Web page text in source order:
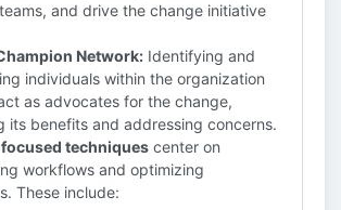
and drive the change initiative
Network: Identifying and
individuals within the organization
as advocates for the change,
its benefits and addressing concerns.
techniques center on
workflows and optimizing
These include: